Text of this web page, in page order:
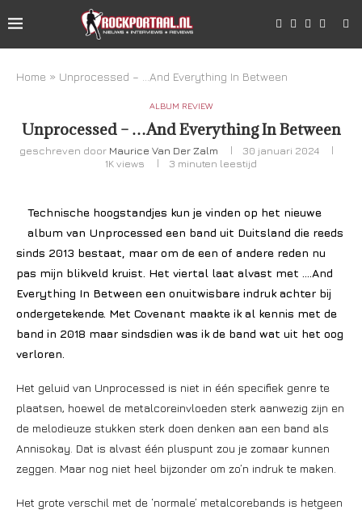
Home » Unprocessed – …And Everything In Between
ALBUM REVIEW
Unprocessed – …And Everything In Between
geschreven door Maurice Van Der Zalm
30 januari 2024
1K views 3 minuten leestijd
Technische hoogstandjes kun je vinden op het nieuwe
album van Unprocessed een band uit Duitsland die reeds
sinds 2013 bestaat, maar om de een of andere reden nu
pas mijn blikveld kruist. Het viertal laat alvast met ….And
Everything In Between een onuitwisbare indruk achter bij
ondergetekende. Met Covenant maakte ik al kennis met de
band in 2018 maar sindsdien was ik de band wat uit het oog
verloren.
Het geluid van Unprocessed is niet in één specifiek genre te
plaatsen, hoewel de metalcoreinvloeden sterk aanwezig zijn en
de melodieuze stukken sterk doen denken aan een band als
Annisokay. Dat is alvast één pluspunt zou je zomaar kunnen
zeggen. Maar nog niet heel bijzonder om zo’n indruk te maken.
Het grote verschil met de ‘normale’ metalcorebands is hetgeen